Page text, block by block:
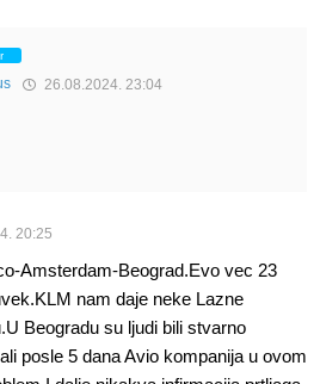
26.08.2024. 23:04
20:25
Amsterdam-Beograd.Evo vec 23
nam daje neke Lazne
Beogradu su ljudi bili stvarno
posle 5 dana Avio kompanija u ovom